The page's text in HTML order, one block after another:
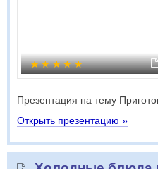
Презентация на тему
Открыть презентацию »